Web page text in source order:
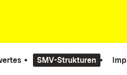
SMV-Strukturen